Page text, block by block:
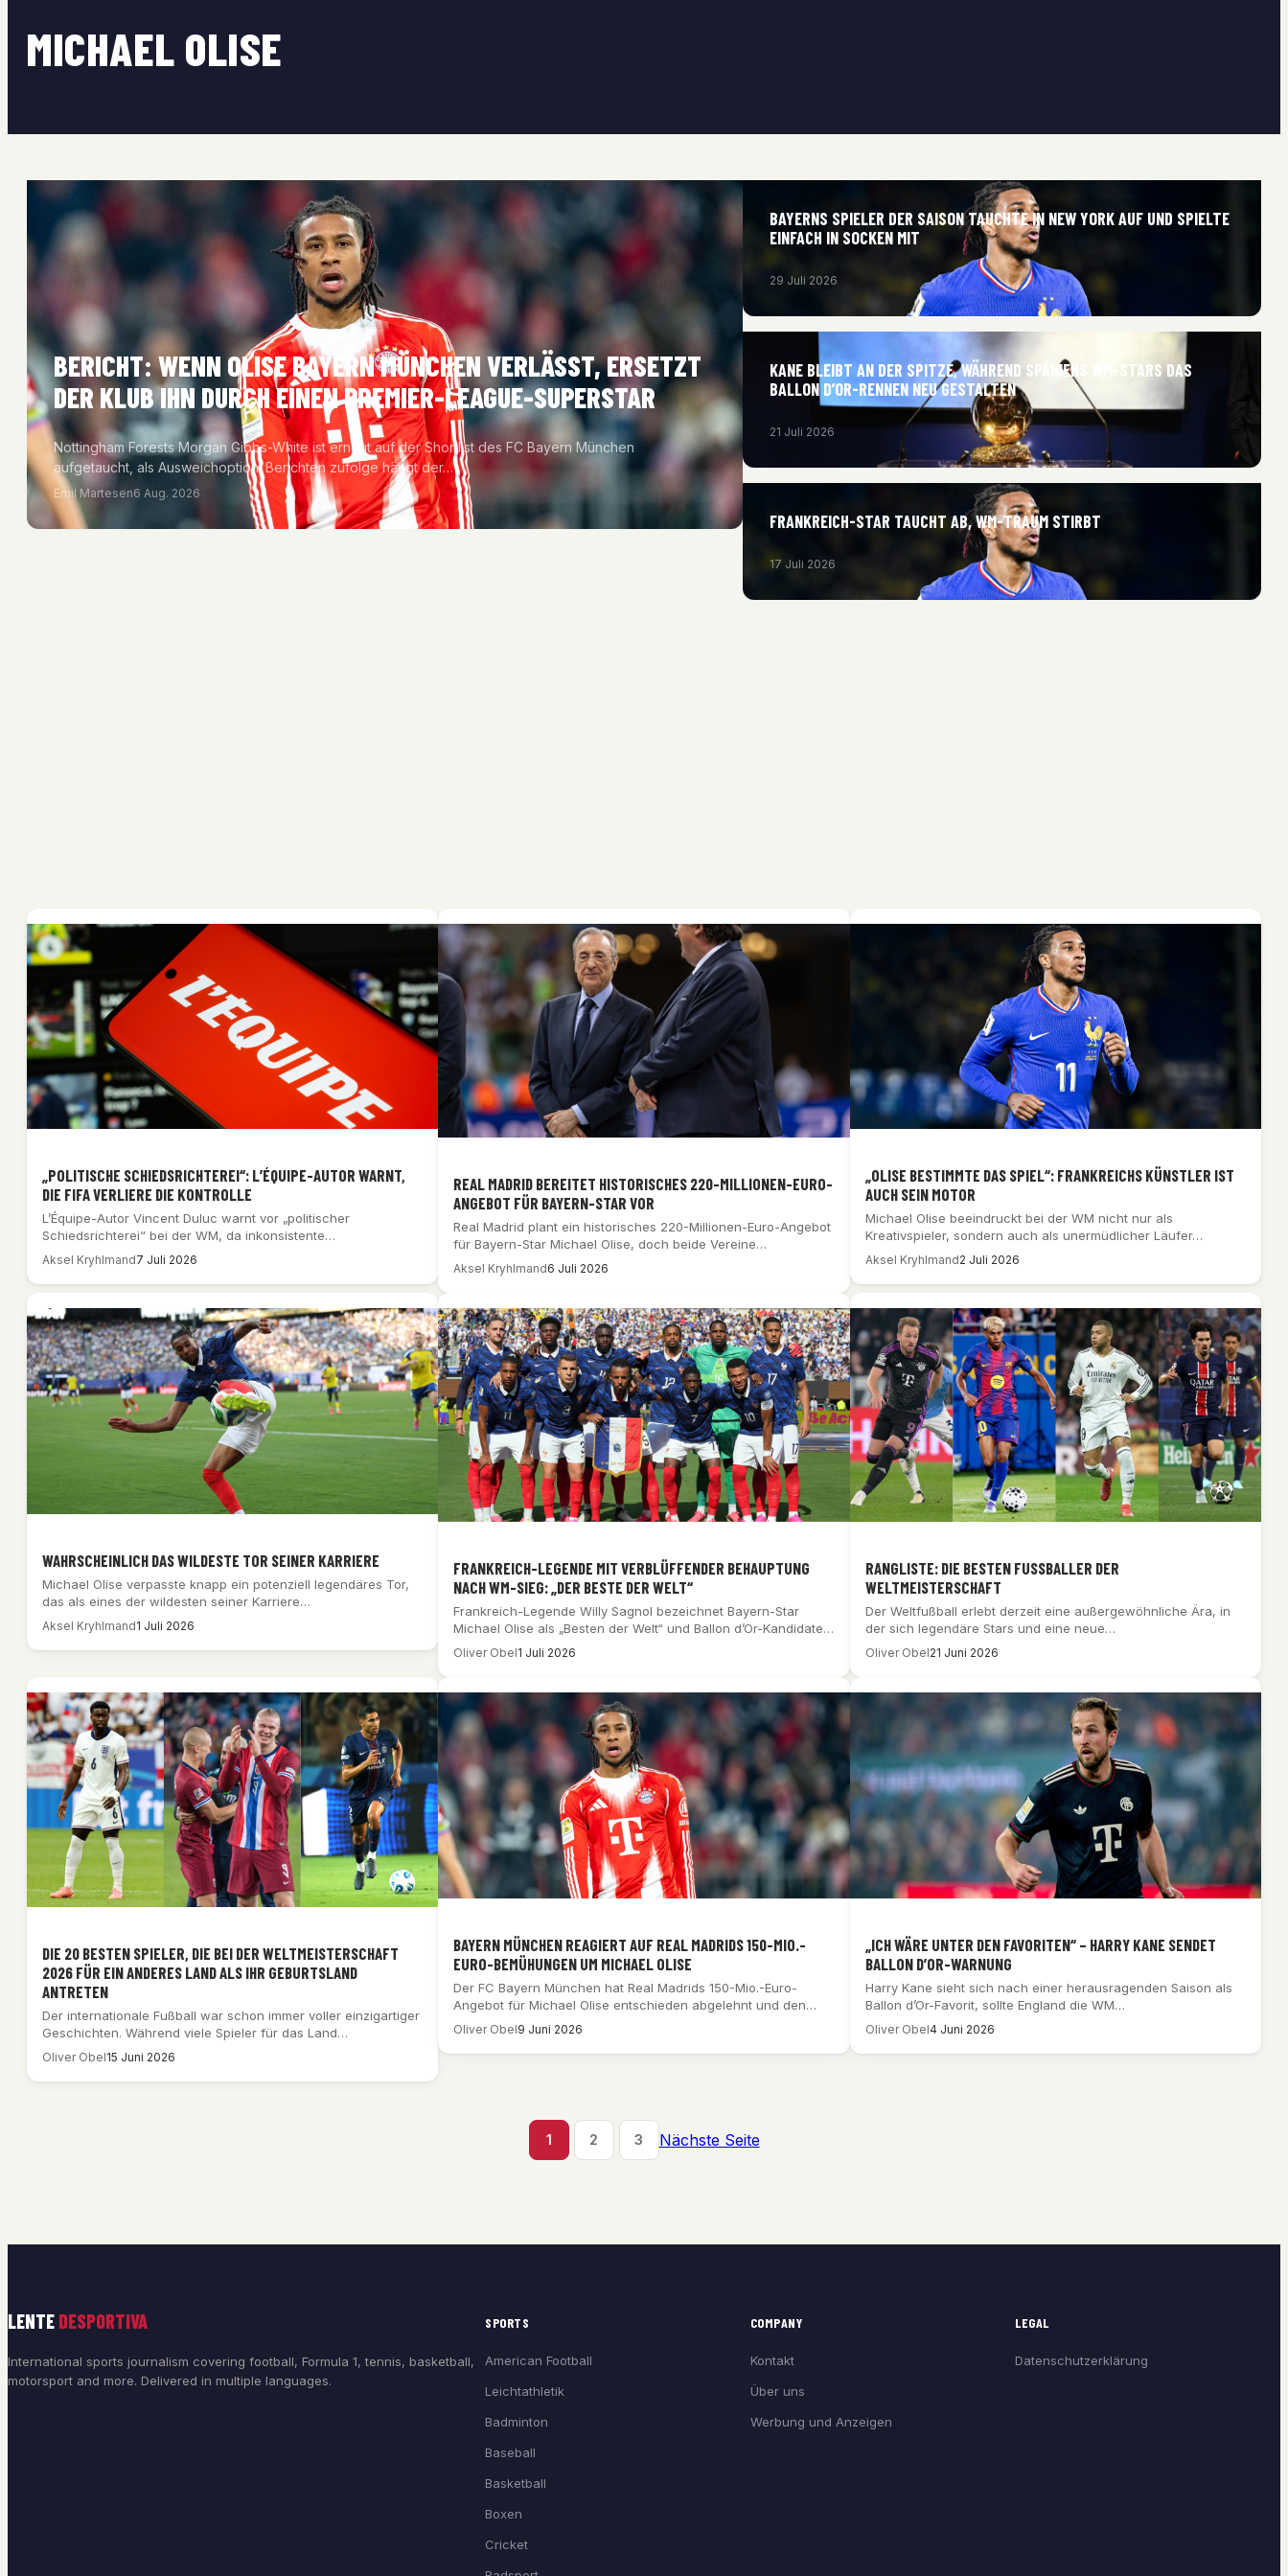
MICHAEL OLISE
BERICHT: WENN OLISE BAYERN MÜNCHEN VERLÄSST, ERSETZT
DER KLUB IHN DURCH EINEN PREMIER-LEAGUE-SUPERSTAR
Nottingham Forests Morgan Gibbs-White ist erneut auf der Shortlist des FC Bayern München
aufgetaucht, als Ausweichoption. Berichten zufolge hängt der…
Emil Martesen6 Aug. 2026
BAYERNS SPIELER DER SAISON TAUCHTE IN NEW YORK AUF UND SPIELTE
EINFACH IN SOCKEN MIT
29 Juli 2026
KANE BLEIBT AN DER SPITZE, WÄHREND SPANIENS WM-STARS DAS
BALLON D’OR-RENNEN NEU GESTALTEN
21 Juli 2026
FRANKREICH-STAR TAUCHT AB, WM-TRAUM STIRBT
17 Juli 2026
„POLITISCHE SCHIEDSRICHTEREI“: L’ÉQUIPE-AUTOR WARNT,
DIE FIFA VERLIERE DIE KONTROLLE
L’Équipe-Autor Vincent Duluc warnt vor „politischer
Schiedsrichterei“ bei der WM, da inkonsistente
Entscheidungen und der…
Aksel Kryhlmand7 Juli 2026
REAL MADRID BEREITET HISTORISCHES 220-MILLIONEN-EURO-
ANGEBOT FÜR BAYERN-STAR VOR
Real Madrid plant ein historisches 220-Millionen-Euro-Angebot
für Bayern-Star Michael Olise, doch beide Vereine
dementieren jeglichen…
Aksel Kryhlmand6 Juli 2026
„OLISE BESTIMMTE DAS SPIEL“: FRANKREICHS KÜNSTLER IST
AUCH SEIN MOTOR
Michael Olise beeindruckt bei der WM nicht nur als
Kreativspieler, sondern auch als unermüdlicher Läufer…
Aksel Kryhlmand2 Juli 2026
WAHRSCHEINLICH DAS WILDESTE TOR SEINER KARRIERE
Michael Olise verpasste knapp ein potenziell legendäres Tor,
das als eines der wildesten seiner Karriere…
Aksel Kryhlmand1 Juli 2026
FRANKREICH-LEGENDE MIT VERBLÜFFENDER BEHAUPTUNG
NACH WM-SIEG: „DER BESTE DER WELT“
Frankreich-Legende Willy Sagnol bezeichnet Bayern-Star
Michael Olise als „Besten der Welt“ und Ballon d’Or-Kandidaten
nach…
Oliver Obel1 Juli 2026
RANGLISTE: DIE BESTEN FUSSBALLER DER W
ELTMEISTERSCHAFT
Der Weltfußball erlebt derzeit eine außergewöhnliche Ära, in
der sich legendäre Stars und eine neue…
Oliver Obel21 Juni 2026
DIE 20 BESTEN SPIELER, DIE BEI DER WELTMEISTERSCHAFT
2026 FÜR EIN ANDERES LAND ALS IHR GEBURTSLAND
ANTRETEN
Der internationale Fußball war schon immer voller einzigartiger
Geschichten. Während viele Spieler für das Land…
Oliver Obel15 Juni 2026
BAYERN MÜNCHEN REAGIERT AUF REAL MADRIDS 150-MIO.-
EURO-BEMÜHUNGEN UM MICHAEL OLISE
Der FC Bayern München hat Real Madrids 150-Mio.-Euro-
Angebot für Michael Olise entschieden abgelehnt und den…
Oliver Obel9 Juni 2026
„ICH WÄRE UNTER DEN FAVORITEN“ – HARRY KANE SENDET
BALLON D’OR-WARNUNG
Harry Kane sieht sich nach einer herausragenden Saison als
Ballon d’Or-Favorit, sollte England die WM…
Oliver Obel4 Juni 2026
1 2 3 Nächste Seite
LENTE DESPORTIVA
International sports journalism covering football, Formula 1, tennis, basketball,
motorsport and more. Delivered in multiple languages.
SPORTS
American Football
Leichtathletik
Badminton
Baseball
Basketball
Boxen
Cricket
COMPANY
Kontakt
Über uns
Werbung und Anzeigen
LEGAL
Datenschutzerklärung